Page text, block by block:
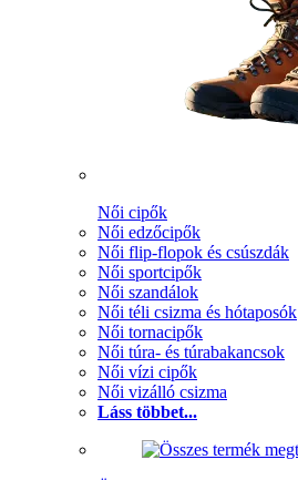
Női cipők
Női edzőcipők
Női flip-flopok és csúszdák
Női sportcipők
Női szandálok
Női téli csizma és hótaposók
Női tornacipők
Női túra- és túrabakancsok
Női vízi cipők
Női vizálló csizma
Láss többet...